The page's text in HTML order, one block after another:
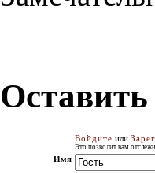
Войдите или
Это позволит вам
Имя